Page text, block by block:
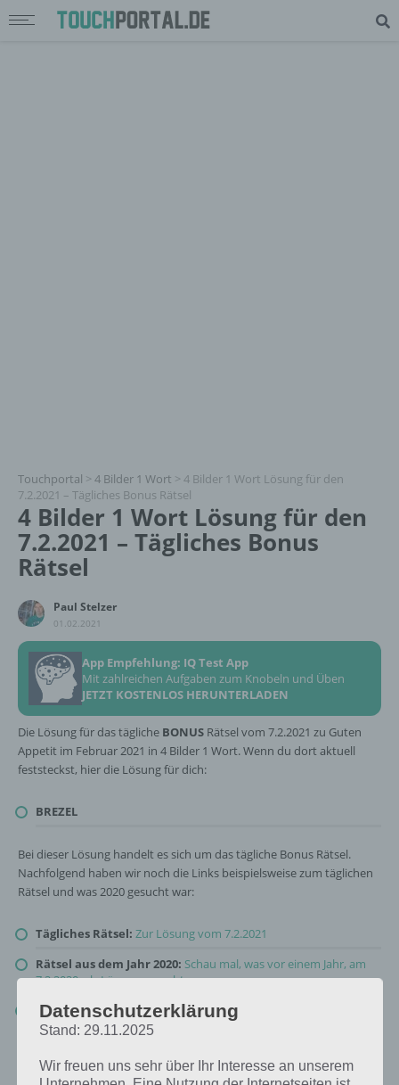
Touchportal > 4 Bilder 1 Wort > 4 Bilder 1 Wort Lösung für den
7.2.2021 – Tägliches Bonus Rätsel
4 Bilder 1 Wort Lösung für den
7.2.2021 – Tägliches Bonus
Rätsel
Paul Stelzer
01.02.2021
App Empfehlung: IQ Test App
Mit zahlreichen Aufgaben zum Knobeln und Üben
JETZT KOSTENLOS HERUNTERLADEN
Die Lösung für das tägliche BONUS Rätsel vom 7.2.2021 zu Guten
Appetit im Februar 2021 in 4 Bilder 1 Wort. Wenn du dort aktuell
feststeckst, hier die Lösung für dich:
BREZEL
Bei dieser Lösung handelt es sich um das tägliche Bonus Rätsel.
Nachfolgend haben wir noch die Links beispielsweise zum täglichen
Rätsel und was 2020 gesucht war:
Tägliches Rätsel: Zur Lösung vom 7.2.2021
Rätsel aus dem Jahr 2020: Schau mal, was vor einem Jahr, am
7.2.2020, als Lösung gesucht war
Zur Übersicht :4 Bilder 1 Wort Lösungen zu Guten Appetit im
Februar 2021!
Datenschutzerklärung
Stand: 29.11.2025
Wir freuen uns sehr über Ihr Interesse an unserem